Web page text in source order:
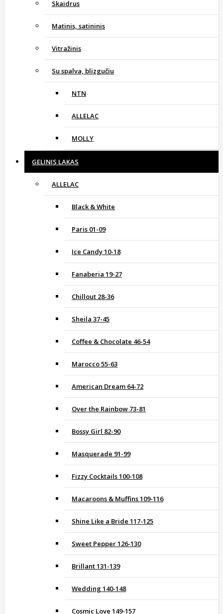
Skaidrus
Matinis, satininis
Vitražinis
Su spalva, blizgučiu
NTN
ALLELAC
MOLLY
GELINIS LAKAS
ALLELAC
Black & White
Paris 01-09
Ice Candy 10-18
Fanaberia 19-27
Chillout 28-36
Sheila 37-45
Coffee & Chocolate 46-54
Marocco 55-63
American Dream 64-72
Over the Rainbow 73-81
Bossy Girl 82-90
Masquerade 91-99
Fizzy Cocktails 100-108
Macaroons & Muffins 109-116
Shine Like a Bride 117-125
Sweet Pepper 126-130
Brillant 131-139
Wedding 140-148
Cosmic Love 149-157